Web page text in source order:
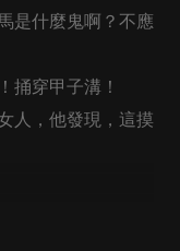
是什麼鬼啊？不應
捅穿甲子溝！
人，他發現，這摸